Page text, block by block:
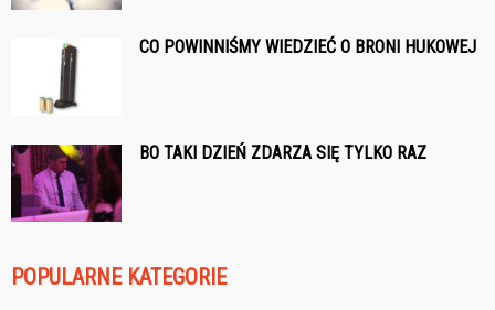
CO POWINNIŚMY WIEDZIEĆ O BRONI HUKOWEJ
BO TAKI DZIEŃ ZDARZA SIĘ TYLKO RAZ
POPULARNE KATEGORIE